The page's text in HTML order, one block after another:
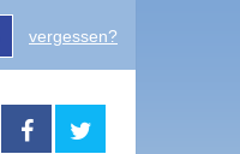
vergessen?